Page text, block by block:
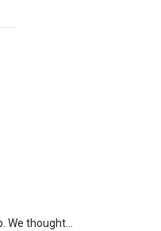
We received very detailed information. Our guide was very friendly. We were there with a small group. We thought the theoretical part could be shortened a little. We were fascinated by the landscape! We have thank you for the good Organisation!